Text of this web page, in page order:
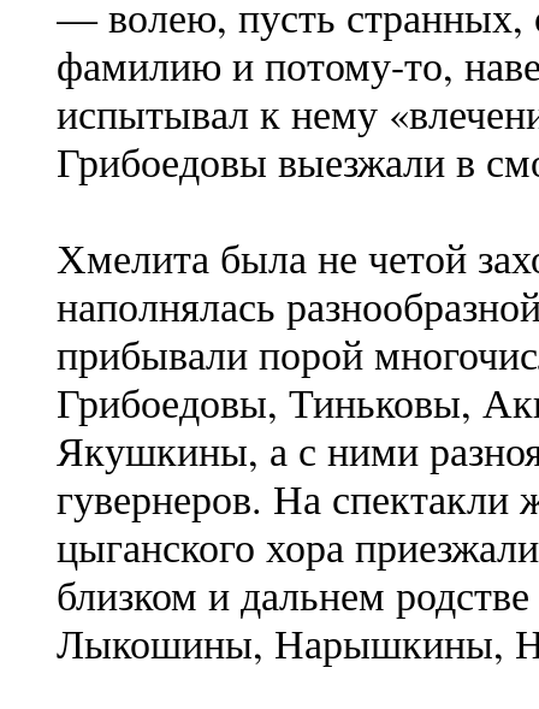
— волею, пусть странных,
фамилию и потому-то,
испытывал к нему
Грибоедовы выезжали в
Хмелита была не четой
наполнялась
прибывали порой
Грибоедовы, Тиньковы,
Якушкины, а с ними
гувернеров. На спектакли
цыганского хора
близком и дальнем
Лыкошины, Нарышкины,